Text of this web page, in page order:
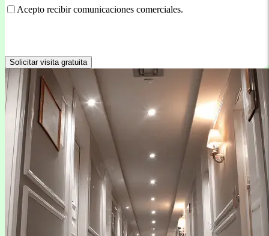
Comunicaciones
Acepto recibir comunicaciones comerciales.